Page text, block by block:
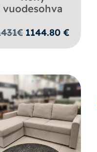
vuodesohva
€ 1144.80 €